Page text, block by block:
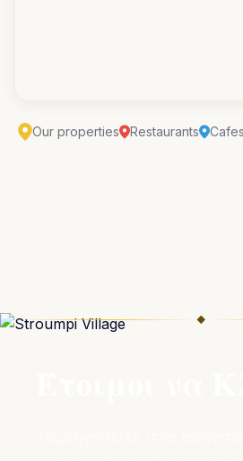
Our properties Restaurants Cafes
◆